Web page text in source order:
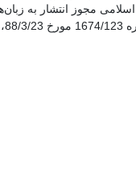
داخلی وزارت فرهنگ و ارشاد